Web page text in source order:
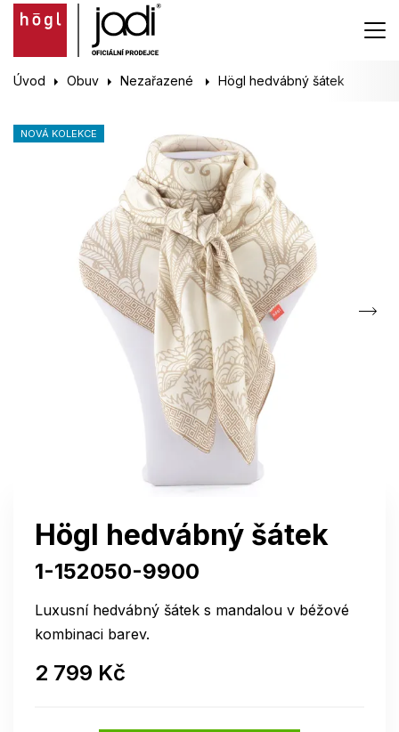
Úvod Obuv Nezařazené Högl hedvábný šátek
NOVÁ KOLEKCE
Högl hedvábný šátek
1-152050-9900
Luxusní hedvábný šátek s mandalou v béžové
kombinaci barev.
2 799 Kč